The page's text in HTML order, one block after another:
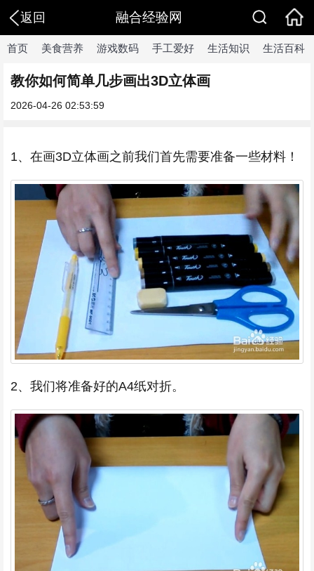
返回 融合经验网
首页 美食营养 游戏数码 手工爱好 生活知识 生活百科
教你如何简单几步画出3D立体画
2026-04-26 02:53:59
1、在画3D立体画之前我们首先需要准备一些材料！
2、我们将准备好的A4纸对折。